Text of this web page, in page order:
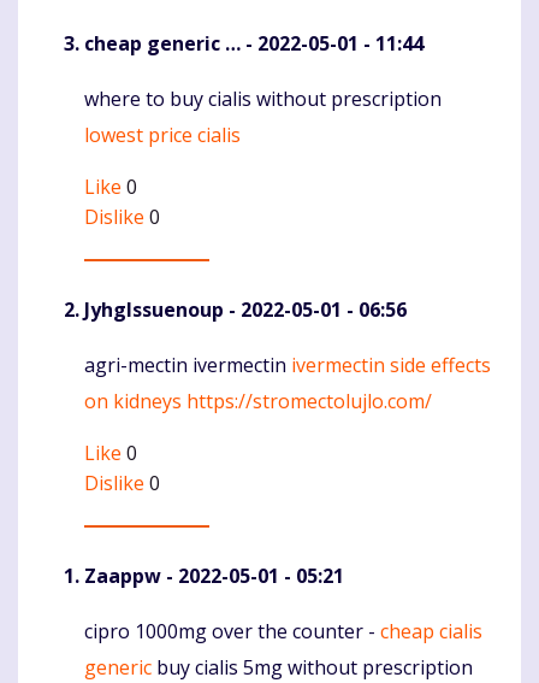
cheap generic … - 2022-05-01 - 11:44
Komentaras
where to buy cialis without prescription
lowest price cialis
Like 0
Dislike 0
JyhgIssuenoup - 2022-05-01 - 06:56
Komentaras
agri-mectin ivermectin ivermectin side effects
on kidneys https://stromectolujlo.com/
Like 0
Dislike 0
Zaappw - 2022-05-01 - 05:21
Komentaras
cipro 1000mg over the counter - cheap cialis
generic buy cialis 5mg without prescription